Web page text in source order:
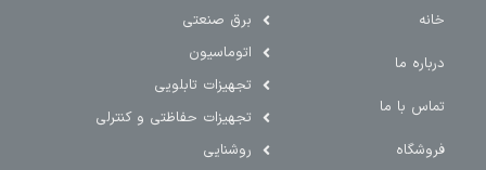
خانه
درباره ما
تماس با ما
فروشگاه
برق صنعتی
اتوماسیون
تجهیزات تابلویی
تجهیزات حفاظتی و کنترلی
روشنایی